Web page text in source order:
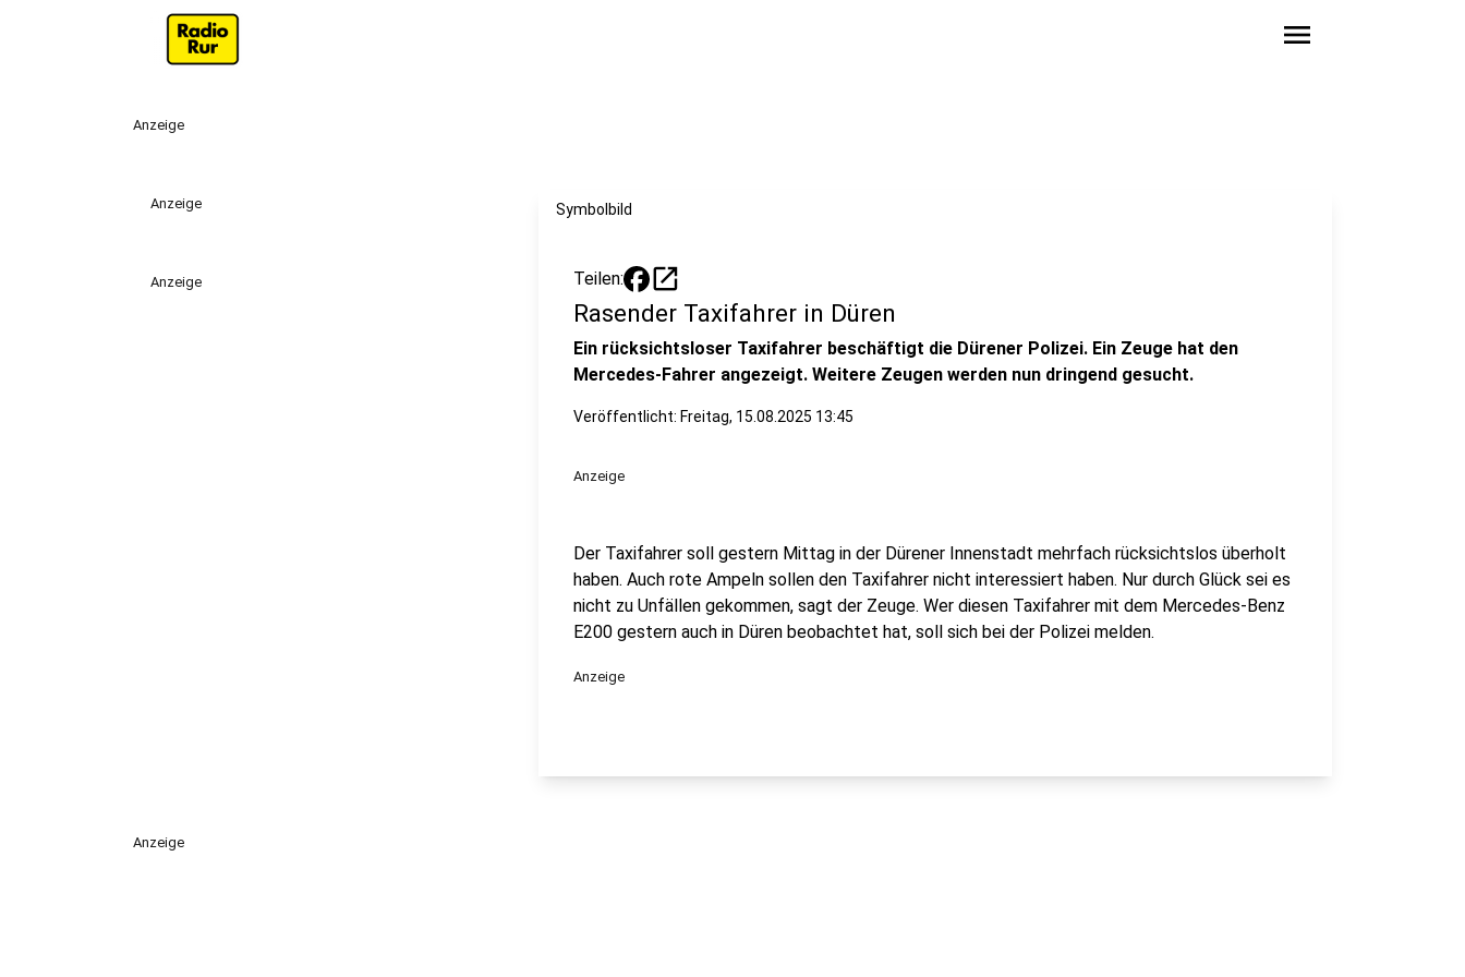
menu
Anzeige
Anzeige
Anzeige
Symbolbild
Teilen: open_in_new
Rasender Taxifahrer in Düren
Ein rücksichtsloser Taxifahrer beschäftigt die Dürener Polizei. Ein Zeuge hat den
Mercedes-Fahrer angezeigt. Weitere Zeugen werden nun dringend gesucht.
Veröffentlicht: Freitag, 15.08.2025 13:45
Anzeige
Der Taxifahrer soll gestern Mittag in der Dürener Innenstadt mehrfach rücksichtslos überholt
haben. Auch rote Ampeln sollen den Taxifahrer nicht interessiert haben. Nur durch Glück sei es
nicht zu Unfällen gekommen, sagt der Zeuge. Wer diesen Taxifahrer mit dem Mercedes-Benz
E200 gestern auch in Düren beobachtet hat, soll sich bei der Polizei melden.
Anzeige
Anzeige